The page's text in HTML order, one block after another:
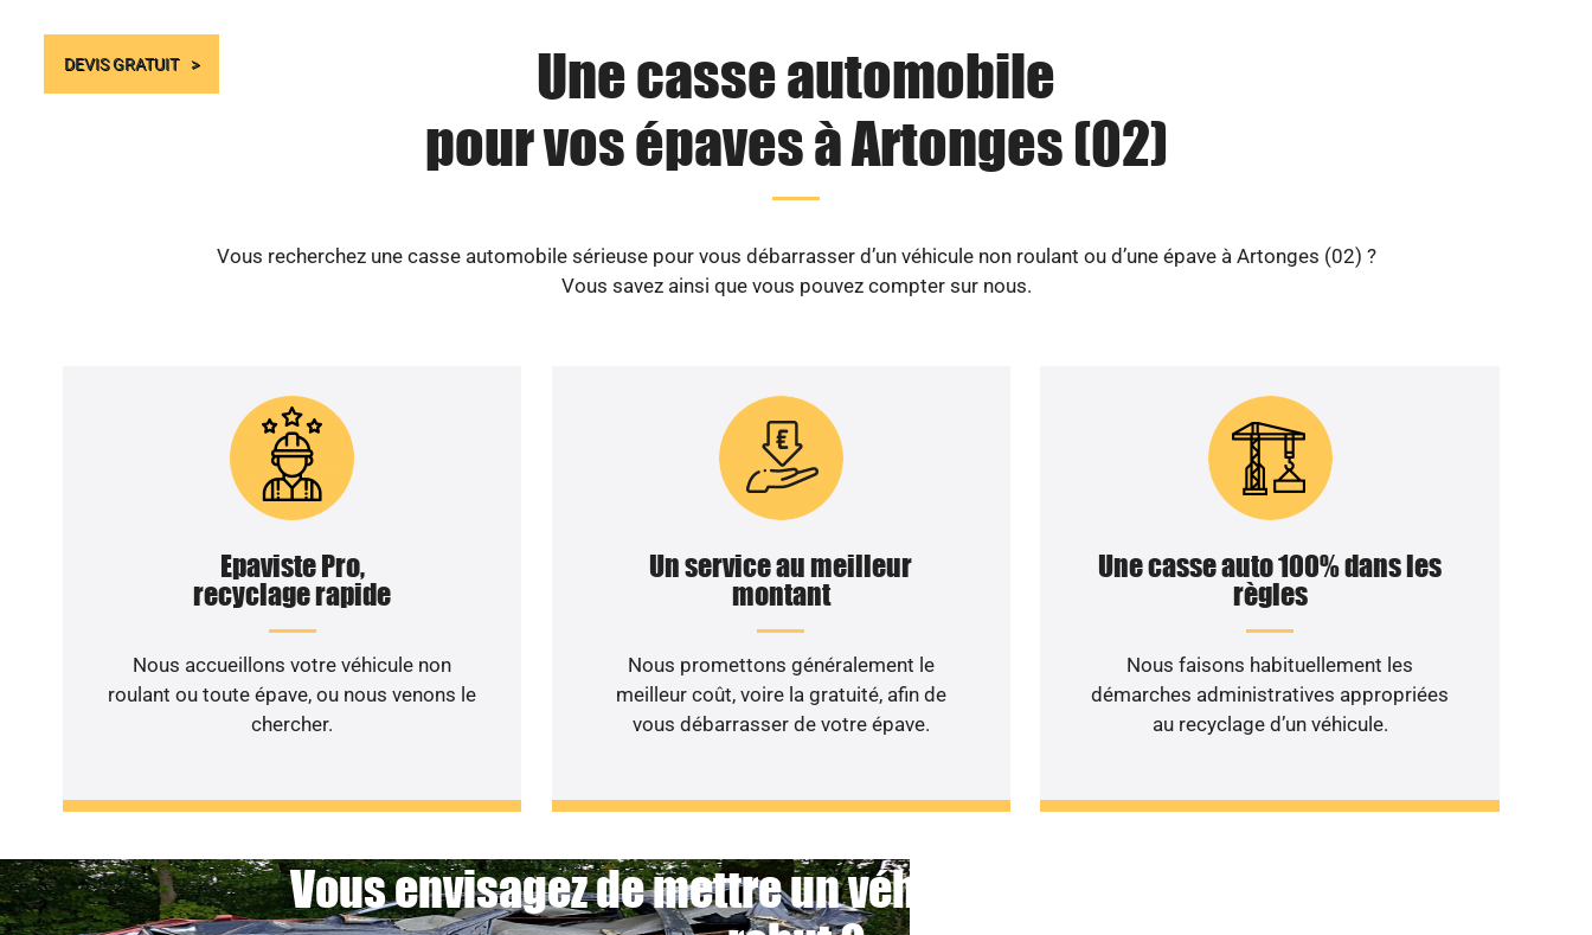
DEVIS GRATUIT
Une casse automobile
pour vos épaves à Artonges (02)
Vous recherchez une casse automobile sérieuse pour vous débarrasser d’un véhicule non roulant ou d’une épave à Artonges (02) ?
Vous savez ainsi que vous pouvez compter sur nous.
Epaviste Pro,
recyclage rapide
Nous accueillons votre véhicule non
roulant ou toute épave, ou nous venons le
chercher.
Un service au meilleur
montant
Nous promettons généralement le
meilleur coût, voire la gratuité, afin de
vous débarrasser de votre épave.
Une casse auto 100% dans les
règles
Nous faisons habituellement les
démarches administratives appropriées
au recyclage d’un véhicule.
Vous envisagez de mettre un véhicule non roulant au